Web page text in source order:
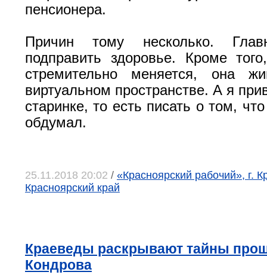
пенсионера.
Причин тому несколько.
подправить здоровье. Кроме
стремительно меняется, она
виртуальном пространстве. А я
старинке, то есть писать о том,
обдумал.
25.11.2018 20:02 / «Красноярский рабочий», г.
Красноярский край
Краеведы раскрывают тайны
Кондрова